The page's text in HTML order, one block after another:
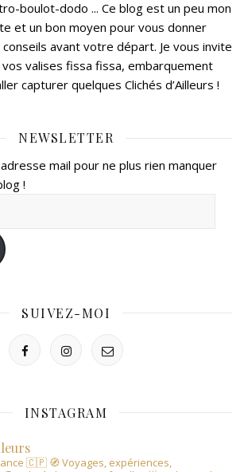
boulot-dodo ... Ce blog est un peu mon
et un bon moyen pour vous donner
avant votre départ. Je vous invite
valises fissa fissa, embarquement
capturer quelques Clichés d’Ailleurs !
NEWSLETTER
mail pour ne plus rien manquer
!
SUIVEZ-MOI
INSTAGRAM
🇨🇵 🧭 Voyages, expériences,